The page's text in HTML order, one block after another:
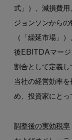
式」）、減損費用
ジョンソンから
（「繰延市場」
後EBITDAマージ
割合として定義
当社の経営効率
め、投資家にとっ
調整後の実効税率